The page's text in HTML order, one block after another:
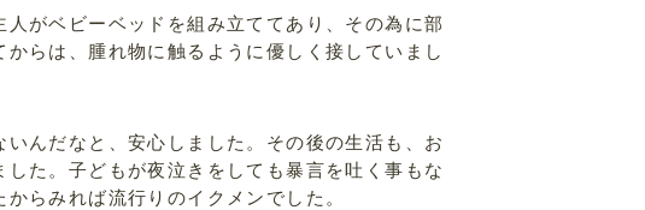
がベビーベッドを組み立ててあり、その為に部
らは、腫れ物に触るように優しく接していまし
んだなと、安心しました。その後の生活も、お
た。子どもが夜泣きをしても暴言を吐く事もな
らみれば流行りのイクメンでした。